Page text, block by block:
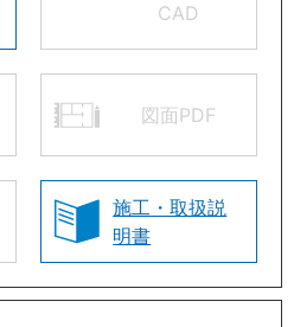
CAD
図面PDF
施工・取扱説
明書